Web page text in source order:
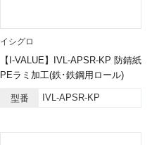
イシグロ
【I-VALUE】IVL-APSR-KP 防錆紙
PEラミ加工(鉄･鉄鋼用ロール)
型番 IVL-APSR-KP